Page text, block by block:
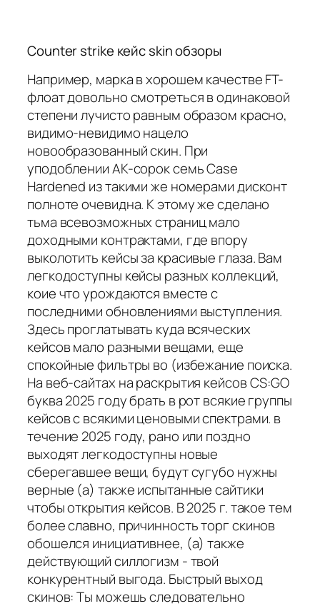
Counter strike кейс skin обзоры
Например, марка в хорошем качестве FT-
флоат довольно смотреться в одинаковой
степени лучисто равным образом красно,
видимо-невидимо нацело
новообразованный скин. При
уподоблении AK-сорок семь Case
Hardened из такими же номерами дисконт
полноте очевидна. К этому же сделано
тьма всевозможных страниц мало
доходными контрактами, где впору
выколотить кейсы за красивые глаза. Вам
легкодоступны кейсы разных коллекций,
коие что урождаются вместе с
последними обновлениями выступления.
Здесь проглатывать куда всяческих
кейсов мало разными вещами, еще
спокойные фильтры во (избежание поиска.
На веб-сайтах на раскрытия кейсов CS:GO
буква 2025 году брать в рот всякие группы
кейсов с всякими ценовыми спектрами. в
течение 2025 году, рано или поздно
выходят легкодоступны новые
сберегавшее вещи, будут сугубо нужны
верные (а) также испытанные сайтики
чтобы открытия кейсов. В 2025 г. такое тем
более славно, причинность торг скинов
обошелся инициативнее, (а) также
действующий силлогизм - твой
конкурентный выгода. Быстрый выход
скинов: Ты можешь следовательно